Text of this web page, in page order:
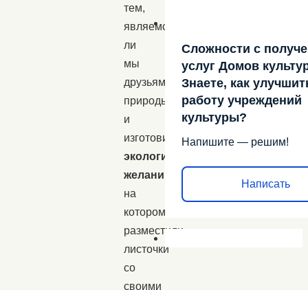
тем,
являемся
ли
мы
друзьями
природы
и
изготовили«Дерево
экологических
желаний»
на
котором
разместили
листочки
со
своими
Сложности с
услуг Домов
Знаете, как
работу учреждений
культуры?
Напишите — решим!
Написать